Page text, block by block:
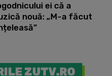
ei că a
nouă: „M-a făcut
ZUTV.RO